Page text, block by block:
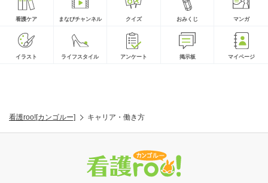
看護ケア まなびチャンネル クイズ おみくじ マンガ
イラスト ライフスタイル アンケート 掲示板 マイページ
看護roo![カンゴルー] キャリア・働き方